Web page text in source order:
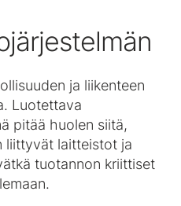
ja liikenteen
Luotettava
pitää huolen siitä,
liittyvät laitteistot ja
tuotannon kriittiset